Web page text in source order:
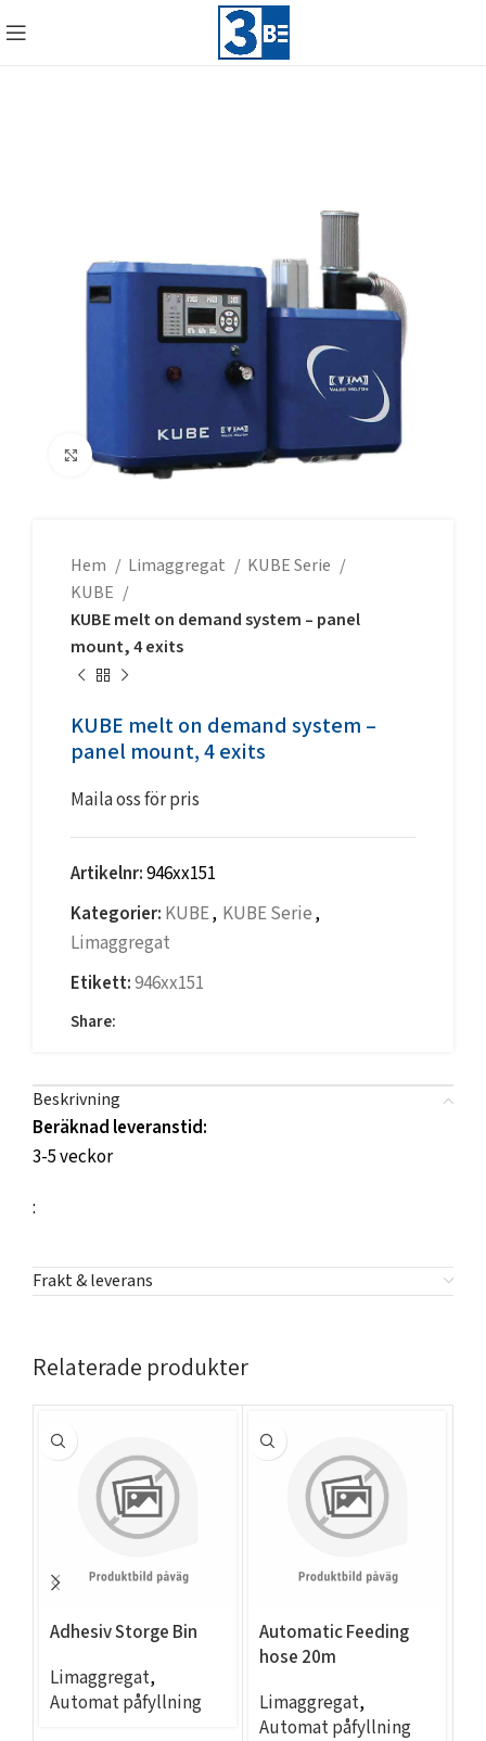
Click to enlarge
Hem Limaggregat
KUBE Serie
KUBE
KUBE melt on demand system – panel
mount, 4 exits
KUBE melt on demand system –
panel mount, 4 exits
Maila oss för pris
Artikelnr:946xx151
Kategorier: KUBE, KUBE Serie,
Limaggregat
Etikett:946xx151
Share:
Beskrivning
Beräknad leveranstid:
3-5 veckor
:
Frakt & leverans
Relaterade produkter
Adhesiv Storge Bin
Limaggregat,
Automat påfyllning
Automatic Feeding
hose 20m
Limaggregat,
Automat påfyllning